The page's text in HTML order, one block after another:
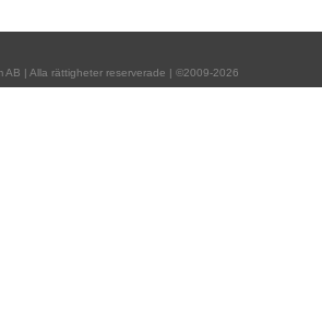
AB | Alla rättigheter reserverade | ©2009-2026